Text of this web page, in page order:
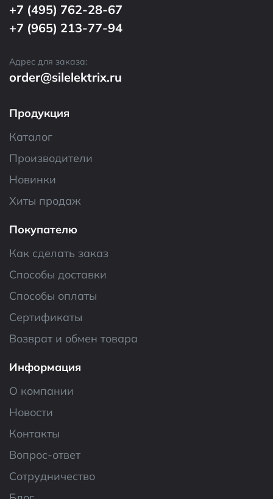
+7 (495) 762-28-67
+7 (965) 213-77-94
Адрес для заказа:
order@silelektrix.ru
Продукция
Каталог
Производители
Новинки
Хиты продаж
Покупателю
Как сделать заказ
Способы доставки
Способы оплаты
Сертификаты
Возврат и обмен товара
Информация
О компании
Новости
Контакты
Вопрос-ответ
Сотрудничество